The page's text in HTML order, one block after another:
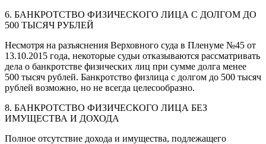
6. БАНКРОТСТВО ФИЗИЧЕСКОГО ЛИЦА С ДОЛГОМ ДО
500 ТЫСЯЧ РУБЛЕЙ
Несмотря на разъяснения Верховного суда в Пленуме №45 от
13.10.2015 года, некоторые судьи отказываются рассматривать
дела о банкротстве физических лиц при сумме долга менее
500 тысяч рублей. Банкротство физлица с долгом до 500 тысяч
рублей возможно, но не всегда целесообразно.
8. БАНКРОТСТВО ФИЗИЧЕСКОГО ЛИЦА БЕЗ
ИМУЩЕСТВА И ДОХОДА
Полное отсутствие дохода и имущества, подлежащего